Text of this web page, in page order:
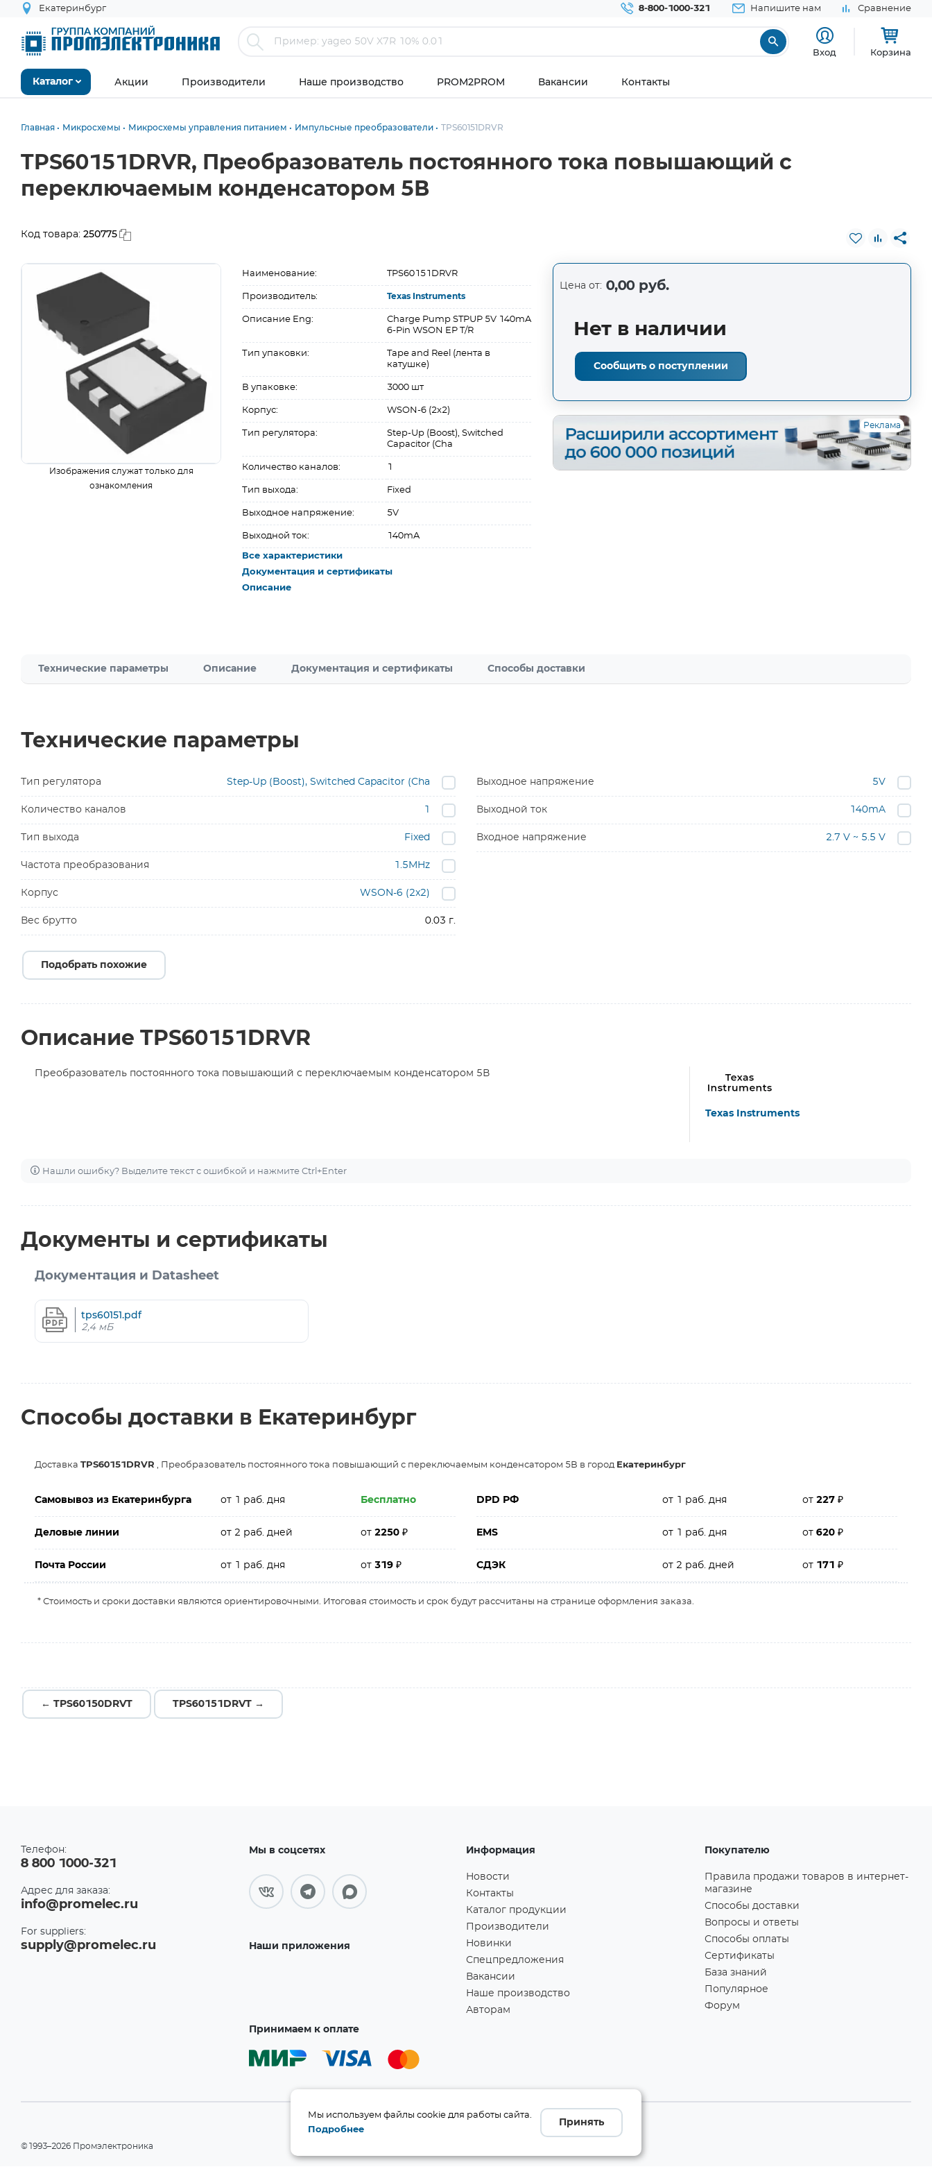
Екатеринбург 8-800-1000-321 Напишите нам Сравнение
Вход Корзина
Каталог Акции Производители Наше производство PROM2PROM Вакансии Контакты
Главная Микросхемы Микросхемы управления питанием Импульсные преобразователи TPS60151DRVR
TPS60151DRVR, Преобразователь постоянного тока повышающий с
переключаемым конденсатором 5В
Код товара: 250775
Изображения служат только для
ознакомления
Наименование: TPS60151DRVR
Производитель: Texas Instruments
Описание Eng:
Charge Pump STPUP 5V 140mA
6-Pin WSON EP T/R
Тип упаковки:
Tape and Reel (лента в
катушке)
В упаковке: 3000 шт
Корпус: WSON-6 (2x2)
Тип регулятора:
Step-Up (Boost), Switched
Capacitor (Cha
Количество каналов: 1
Тип выхода: Fixed
Выходное напряжение: 5V
Выходной ток: 140mA
Все характеристики
Документация и сертификаты
Описание
Цена от: 0,00 руб.
Нет в наличии
Сообщить о поступлении
Реклама
Технические параметры Описание Документация и сертификаты Способы доставки
Технические параметры
Тип регулятора Step-Up (Boost), Switched Capacitor (Cha
Количество каналов
Тип выхода Fixed
Выходное напряжение 5V
Выходной ток 140mA
Входное напряжение 2.7 V ~ 5.5 V
Частота преобразования 1.5MHz
Корпус WSON-6 (2x2)
Вес брутто 0.03 г.
Подобрать похожие
Описание TPS60151DRVR
Преобразователь постоянного тока повышающий с переключаемым конденсатором 5В
Texas Instruments
Нашли ошибку? Выделите текст с ошибкой и нажмите Ctrl+Enter
Документы и сертификаты
Документация и Datasheet
tps60151.pdf
2,4 мБ
Способы доставки в Екатеринбург
Доставка TPS60151DRVR , Преобразователь постоянного тока повышающий с переключаемым конденсатором 5В в город Екатеринбург
Самовывоз из Екатеринбурга от 1 раб. дня Бесплатно DPD РФ от 1 раб. дня от227₽
Деловые линии от 2 раб. дней от2250₽ EMS от 1 раб. дня от620₽
Почта России от 1 раб. дня от319₽ СДЭК от 2 раб. дней от 171₽
* Стоимость и сроки доставки являются ориентировочными. Итоговая стоимость и срок будут рассчитаны на странице оформления заказа.
← TPS60150DRVT TPS60151DRVT →
Телефон:
8 800 1000-321
Адрес для заказа:
info@promelec.ru
For suppliers:
supply@promelec.ru
Мы в соцсетях
Наши приложения
Принимаем к оплате
Информация
Новости
Контакты
Каталог продукции
Производители
Новинки
Спецпредложения
Вакансии
Наше производство
Авторам
Покупателю
Правила продажи товаров в интернет-
магазине
Способы доставки
Вопросы и ответы
Способы оплаты
Сертификаты
База знаний
Популярное
Форум
©1993–2026 Промэлектроника
Мы используем файлы cookie для работы сайта.
Подробнее
Принять